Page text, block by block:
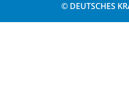
© DEUTSCHES